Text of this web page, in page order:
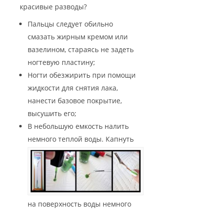
красивые разводы?
Пальцы следует обильно
смазать жирным кремом или
вазелином, стараясь не задеть
ногтевую пластину;
Ногти обезжирить при помощи
жидкости для снятия лака,
нанести базовое покрытие,
высушить его;
В небольшую емкость налить
немного теплой воды. Капнуть
на поверхность воды немного